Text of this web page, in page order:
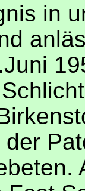
in
der